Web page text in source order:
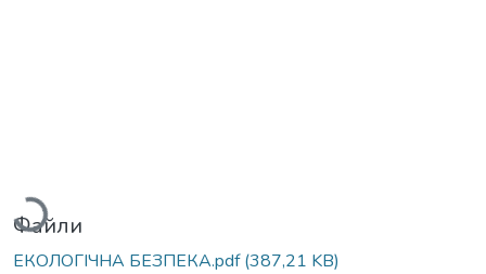
Вантажиться...
Файли
ЕКОЛОГІЧНА БЕЗПЕКА.pdf(387,21 KB)